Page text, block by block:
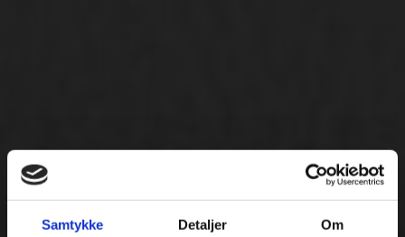
Samtykke Detaljer Om